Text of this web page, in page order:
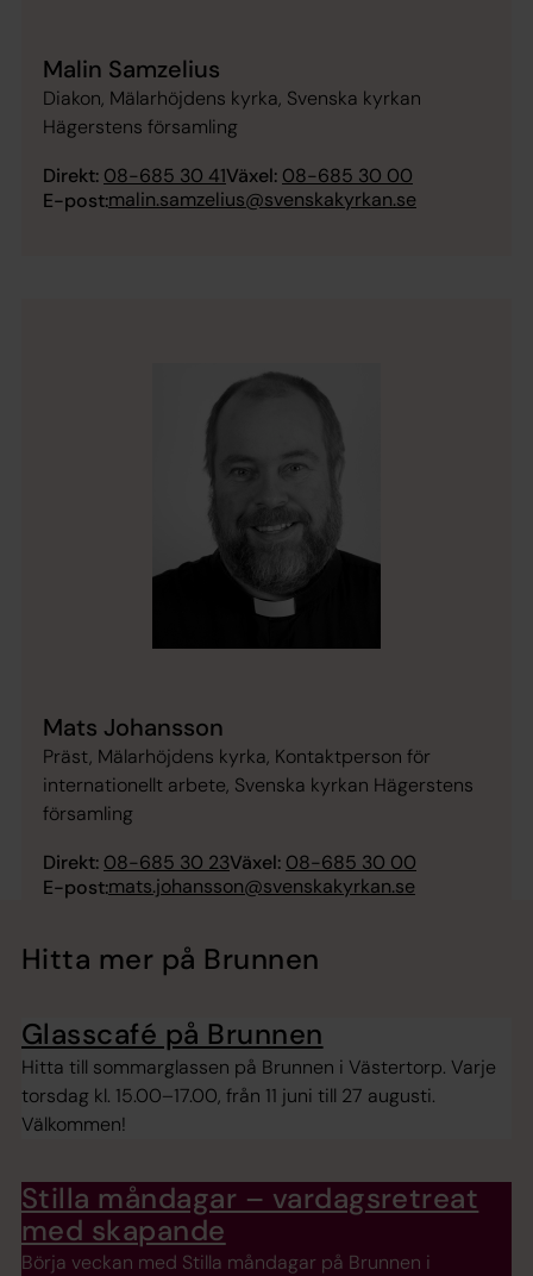
Malin Samzelius
Diakon, Mälarhöjdens kyrka, Svenska kyrkan
Hägerstens församling
Direkt: 08-685 30 41Växel: 08-685 30 00
E-post:malin.samzelius@svenskakyrkan.se
Mats Johansson
Präst, Mälarhöjdens kyrka, Kontaktperson för
internationellt arbete, Svenska kyrkan Hägerstens
församling
Direkt: 08-685 30 23Växel: 08-685 30 00
E-post:mats.johansson@svenskakyrkan.se
Hitta mer på Brunnen
Glasscafé på Brunnen
Hitta till sommarglassen på Brunnen i Västertorp. Varje
torsdag kl. 15.00–17.00, från 11 juni till 27 augusti.
Välkommen!
Stilla måndagar – vardagsretreat
med skapande
Börja veckan med Stilla måndagar på Brunnen i